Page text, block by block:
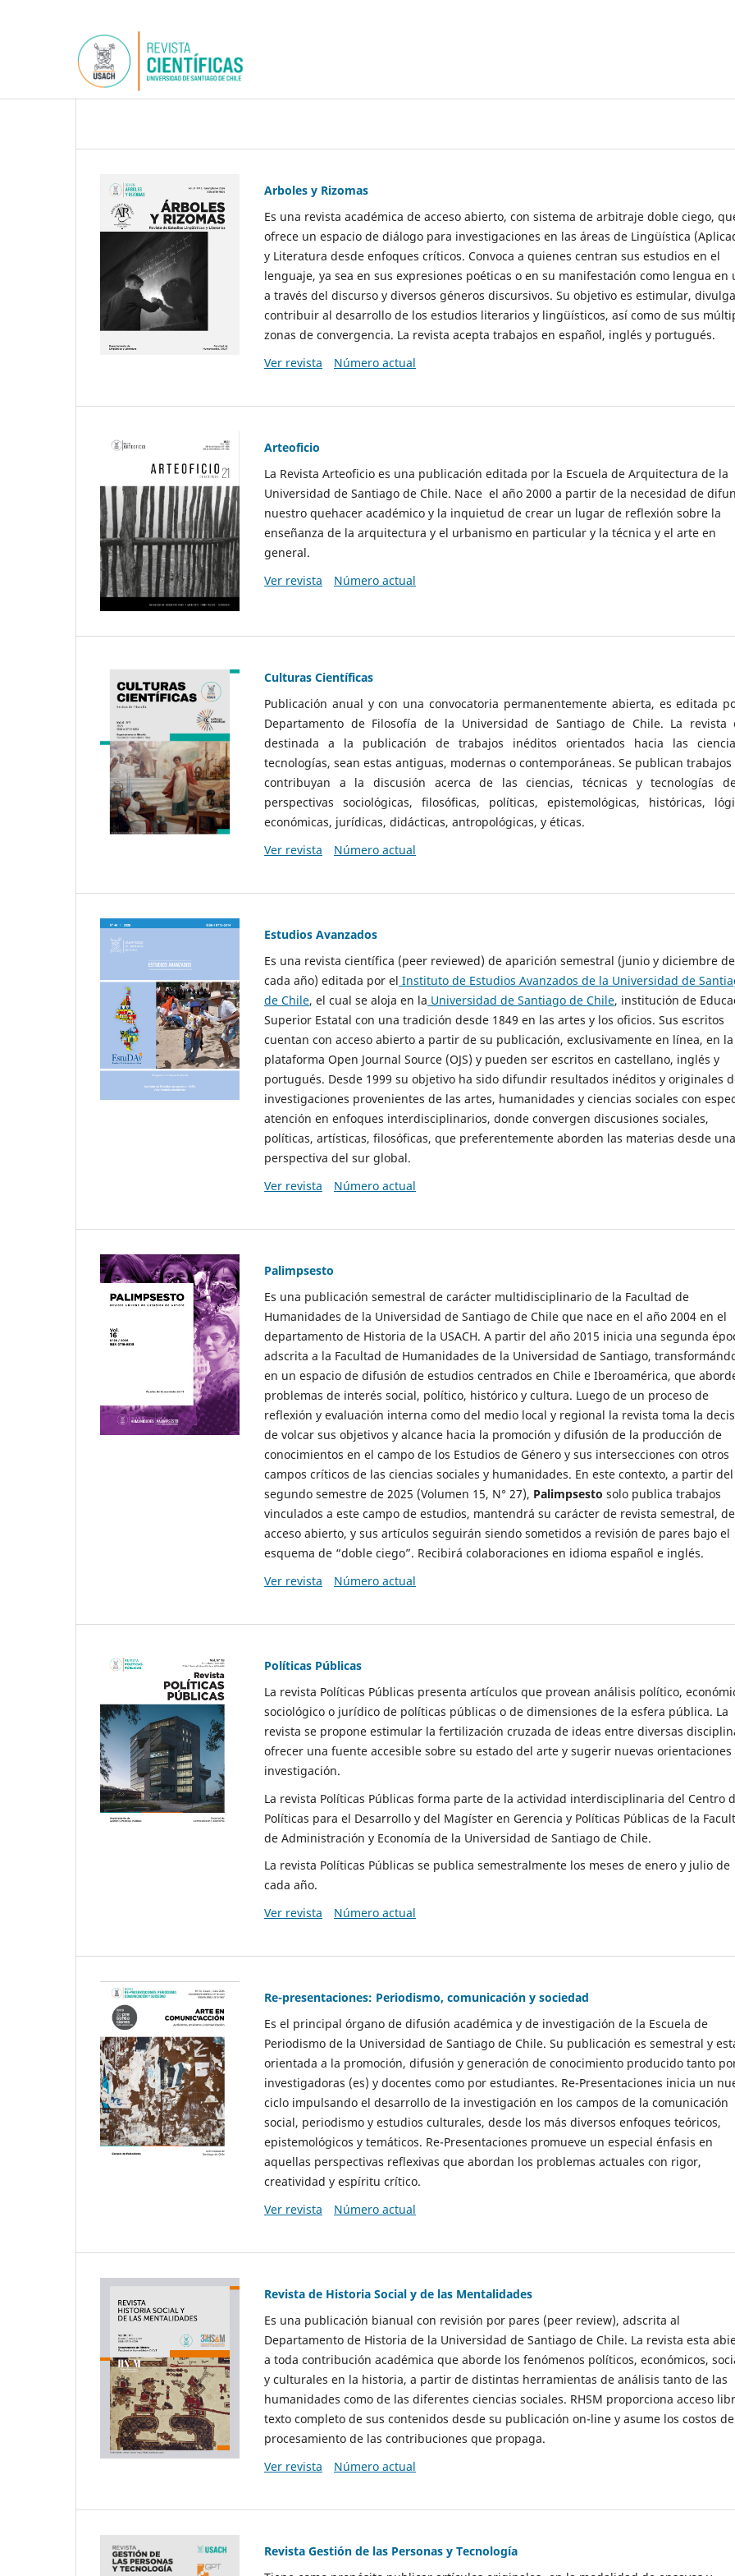
Arboles y Rizomas
Es una revista académica de acceso abierto, con sistema de arbitraje doble ciego,
ofrece un espacio de diálogo para investigaciones en las áreas de Lingüística
y Literatura desde enfoques críticos. Convoca a quienes centran sus estudios en el
lenguaje, ya sea en sus expresiones poéticas o en su manifestación como lengua en
a través del discurso y diversos géneros discursivos. Su objetivo es estimular,
contribuir al desarrollo de los estudios literarios y lingüísticos, así como de sus
zonas de convergencia. La revista acepta trabajos en español, inglés y portugués.
Ver revista
Número actual
Arteoficio
La Revista Arteoficio es una publicación editada por la Escuela de Arquitectura de la
Universidad de Santiago de Chile. Nace el año 2000 a partir de la necesidad de
nuestro quehacer académico y la inquietud de crear un lugar de reflexión sobre la
enseñanza de la arquitectura y el urbanismo en particular y la técnica y el arte en
general.
Ver revista
Número actual
Culturas Científicas
Publicación anual y con una convocatoria permanentemente abierta, es editada
Departamento de Filosofía de la Universidad de Santiago de Chile. La revista
destinada a la publicación de trabajos inéditos orientados hacia las
tecnologías, sean estas antiguas, modernas o contemporáneas. Se publican
contribuyan a la discusión acerca de las ciencias, técnicas y tecnologías
perspectivas sociológicas, filosóficas, políticas, epistemológicas, históricas,
económicas, jurídicas, didácticas, antropológicas, y éticas.
Ver revista
Número actual
Estudios Avanzados
Es una revista científica (peer reviewed) de aparición semestral (junio y diciembre de
cada año) editada por el Instituto de Estudios Avanzados de la Universidad de
de Chile, el cual se aloja en la Universidad de Santiago de Chile, institución de
Superior Estatal con una tradición desde 1849 en las artes y los oficios. Sus escritos
cuentan con acceso abierto a partir de su publicación, exclusivamente en línea, en la
plataforma Open Journal Source (OJS) y pueden ser escritos en castellano, inglés y
portugués. Desde 1999 su objetivo ha sido difundir resultados inéditos y originales
investigaciones provenientes de las artes, humanidades y ciencias sociales con
atención en enfoques interdisciplinarios, donde convergen discusiones sociales,
políticas, artísticas, filosóficas, que preferentemente aborden las materias desde una
perspectiva del sur global.
Ver revista
Número actual
Palimpsesto
Es una publicación semestral de carácter multidisciplinario de la Facultad de
Humanidades de la Universidad de Santiago de Chile que nace en el año 2004 en el
departamento de Historia de la USACH. A partir del año 2015 inicia una segunda
adscrita a la Facultad de Humanidades de la Universidad de Santiago,
en un espacio de difusión de estudios centrados en Chile e Iberoamérica, que
problemas de interés social, político, histórico y cultura. Luego de un proceso de
reflexión y evaluación interna como del medio local y regional la revista toma la
de volcar sus objetivos y alcance hacia la promoción y difusión de la producción de
conocimientos en el campo de los Estudios de Género y sus intersecciones con otros
campos críticos de las ciencias sociales y humanidades. En este contexto, a partir del
segundo semestre de 2025 (Volumen 15, N° 27), Palimpsesto solo publica trabajos
vinculados a este campo de estudios, mantendrá su carácter de revista semestral, de
acceso abierto, y sus artículos seguirán siendo sometidos a revisión de pares bajo el
esquema de “doble ciego”. Recibirá colaboraciones en idioma español e inglés.
Ver revista
Número actual
Políticas Públicas
La revista Políticas Públicas presenta artículos que provean análisis político,
sociológico o jurídico de políticas públicas o de dimensiones de la esfera pública. La
revista se propone estimular la fertilización cruzada de ideas entre diversas
ofrecer una fuente accesible sobre su estado del arte y sugerir nuevas orientaciones
investigación.
La revista Políticas Públicas forma parte de la actividad interdisciplinaria del Centro
Políticas para el Desarrollo y del Magíster en Gerencia y Políticas Públicas de la
de Administración y Economía de la Universidad de Santiago de Chile.
La revista Políticas Públicas se publica semestralmente los meses de enero y julio de
cada año.
Ver revista
Número actual
Re-presentaciones: Periodismo, comunicación y sociedad
Es el principal órgano de difusión académica y de investigación de la Escuela de
Periodismo de la Universidad de Santiago de Chile. Su publicación es semestral y
orientada a la promoción, difusión y generación de conocimiento producido tanto
investigadoras (es) y docentes como por estudiantes. Re-Presentaciones inicia un
ciclo impulsando el desarrollo de la investigación en los campos de la comunicación
social, periodismo y estudios culturales, desde los más diversos enfoques teóricos,
epistemológicos y temáticos. Re-Presentaciones promueve un especial énfasis en
aquellas perspectivas reflexivas que abordan los problemas actuales con rigor,
creatividad y espíritu crítico.
Ver revista
Número actual
Revista de Historia Social y de las Mentalidades
Es una publicación bianual con revisión por pares (peer review), adscrita al
Departamento de Historia de la Universidad de Santiago de Chile. La revista esta
a toda contribución académica que aborde los fenómenos políticos, económicos,
y culturales en la historia, a partir de distintas herramientas de análisis tanto de las
humanidades como de las diferentes ciencias sociales. RHSM proporciona acceso
texto completo de sus contenidos desde su publicación on-line y asume los costos de
procesamiento de las contribuciones que propaga.
Ver revista
Número actual
Revista Gestión de las Personas y Tecnología